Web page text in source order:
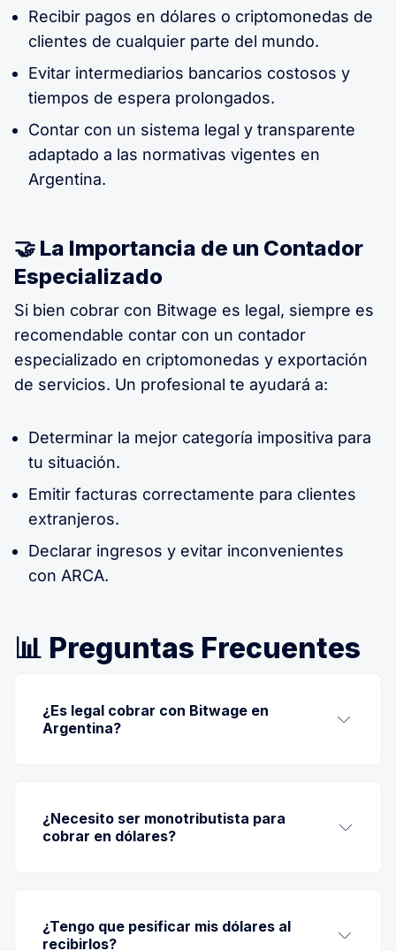
Recibir pagos en dólares o criptomonedas de
clientes de cualquier parte del mundo.
Evitar intermediarios bancarios costosos y
tiempos de espera prolongados.
Contar con un sistema legal y transparente
adaptado a las normativas vigentes en
Argentina.
🤝 La Importancia de un Contador
Especializado
Si bien cobrar con Bitwage es legal, siempre es
recomendable contar con un contador
especializado en criptomonedas y exportación
de servicios. Un profesional te ayudará a:
Determinar la mejor categoría impositiva para
tu situación.
Emitir facturas correctamente para clientes
extranjeros.
Declarar ingresos y evitar inconvenientes
con ARCA.
📊 Preguntas Frecuentes
¿Es legal cobrar con Bitwage en
Argentina?
¿Necesito ser monotributista para
cobrar en dólares?
¿Tengo que pesificar mis dólares al
recibirlos?